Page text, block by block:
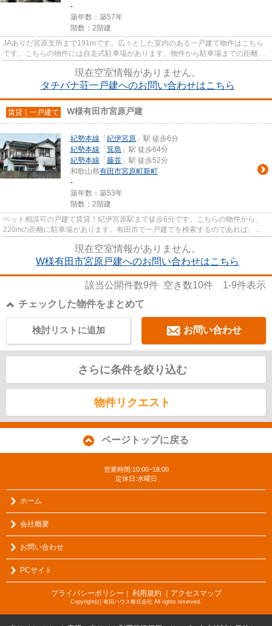
-
築年数：築57年
階数：2階建
JAありだ宮原支所まで191mです。広々とした室内のある一戸建て物件はこちら
です。こちらの物件には自走式駐車場があります。物件から駐車場までの距離は
現在空室情報がありません。
タチバナ荘一戸建へのお問い合わせはこちら
賃貸｜一戸建て W様有田市宮原戸建
紀勢本線 「 紀伊宮原 」駅 徒歩6分
紀勢本線 「 箕島 」駅 徒歩64分
紀勢本線 「 藤並 」駅 徒歩52分
和歌山県有田市宮原町新町
-
築年数：築53年
階数：2階建
ペット相談可の戸建て賃貸！紀伊宮原駅まで徒歩6分です。こちらの物件から、
220mの距離に駐車場があります。有田市で一戸建てを検索するのであれば、有
現在空室情報がありません。
W様有田市宮原戸建へのお問い合わせはこちら
該当公開件数9件 空き数10件 1-9件表示
チェックした物件をまとめて
お問い合わせ
検討リストに追加
さらに条件を絞り込む
物件リクエスト
ページトップに戻る
営業時間:10:00~18:00
定休日:水曜日
ホーム
会社概要
お問い合わせ
PCサイト
プライバシーポリシー ｜ 利用規約 ｜アクセスマップ
Copyright(c) 有田ハウス株式会社 All rights reserved.